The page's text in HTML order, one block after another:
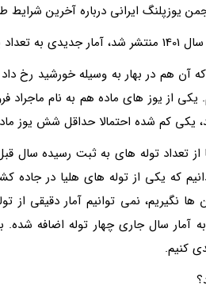
ایرانی درباره آخرین شرایط
شده است؟
آن هم در بهار به وسیله خورشید رخ
یکی از یوز های ماده هم به نام
یکی کم شده احتمالا حداقل شش یوز
از تعداد توله های به ثبت رسیده سال
که یکی از توله های هلیا در جاده
نمی توانیم آمار دقیقی از
سال جاری چهار توله اضافه
کنیم.